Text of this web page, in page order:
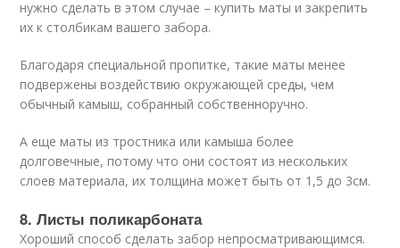
нужно сделать в этом случае – купить маты и закрепить
их к столбикам вашего забора.
Благодаря специальной пропитке, такие маты менее
подвержены воздействию окружающей среды, чем
обычный камыш, собранный собственноручно.
А еще маты из тростника или камыша более
долговечные, потому что они состоят из нескольких
слоев материала, их толщина может быть от 1,5 до 3см.
8. Листы поликарбоната
Хороший способ сделать забор непросматривающимся.